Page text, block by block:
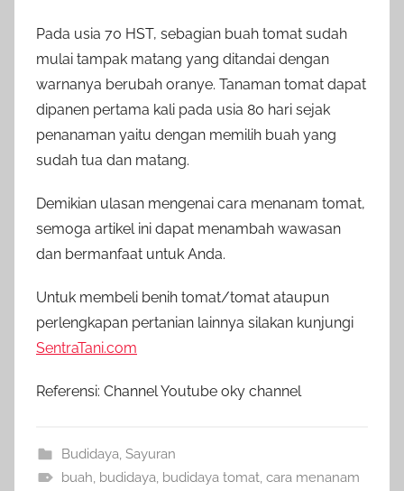
Pada usia 70 HST, sebagian buah tomat sudah
mulai tampak matang yang ditandai dengan
warnanya berubah oranye. Tanaman tomat dapat
dipanen pertama kali pada usia 80 hari sejak
penanaman yaitu dengan memilih buah yang
sudah tua dan matang.
Demikian ulasan mengenai cara menanam tomat,
semoga artikel ini dapat menambah wawasan
dan bermanfaat untuk Anda.
Untuk membeli benih tomat/tomat ataupun
perlengkapan pertanian lainnya silakan kunjungi
SentraTani.com
Referensi: Channel Youtube oky channel
Budidaya Sayuran
buah budidaya budidaya tomat, cara menanam